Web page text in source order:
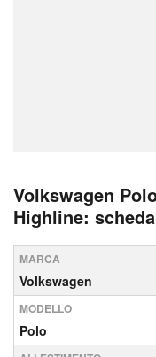
Volkswagen
Highline:
MARCA
Volkswagen
MODELLO
Polo